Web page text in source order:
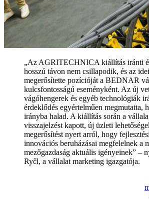
„Az AGRITECHNICA kiállítás iránti
hosszú távon nem csillapodik, és az
megerősítette pozícióját a BEDNAR
kulcsfontosságú eseményként. Az új
vágóhengerek és egyéb technológiák
érdeklődés egyértelműen megmutatta,
irányba halad. A kiállítás során a
visszajelzést kapott, új üzleti
megerősítést nyert arról, hogy
innovációs beruházásai megfelelnek a
mezőgazdaság aktuális igényeinek” –
Ryčl, a vállalat marketing igazgatója.